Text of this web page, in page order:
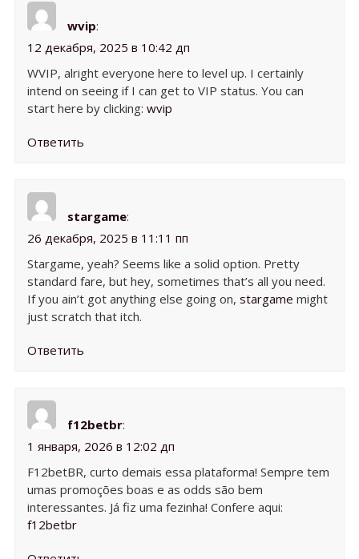
wvip:
12 декабря, 2025 в 10:42 дп
WVIP, alright everyone here to level up. I certainly
intend on seeing if I can get to VIP status. You can
start here by clicking: wvip
Ответить
stargame:
26 декабря, 2025 в 11:11 пп
Stargame, yeah? Seems like a solid option. Pretty
standard fare, but hey, sometimes that’s all you need.
If you ain’t got anything else going on, stargame might
just scratch that itch.
Ответить
f12betbr:
1 января, 2026 в 12:02 дп
F12betBR, curto demais essa plataforma! Sempre tem
umas promoções boas e as odds são bem
interessantes. Já fiz uma fezinha! Confere aqui:
f12betbr